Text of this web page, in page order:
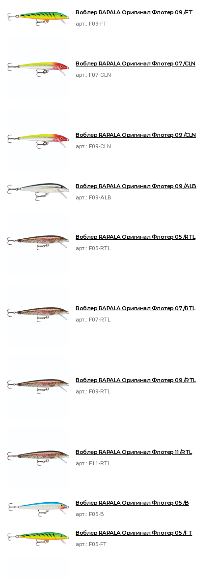
Воблер RAPALA Оригинал Флотер 09 /FT
арт.: F09-FT
Воблер RAPALA Оригинал Флотер 07 /CLN
арт.: F07-CLN
Воблер RAPALA Оригинал Флотер 09 /CLN
арт.: F09-CLN
Воблер RAPALA Оригинал Флотер 09 /ALB
арт.: F09-ALB
Воблер RAPALA Оригинал Флотер 05 /RTL
арт.: F05-RTL
Воблер RAPALA Оригинал Флотер 07 /RTL
арт.: F07-RTL
Воблер RAPALA Оригинал Флотер 09 /RTL
арт.: F09-RTL
Воблер RAPALA Оригинал Флотер 11 /RTL
арт.: F11-RTL
Воблер RAPALA Оригинал Флотер 05 /B
арт.: F05-B
Воблер RAPALA Оригинал Флотер 05 /FT
арт.: F05-FT